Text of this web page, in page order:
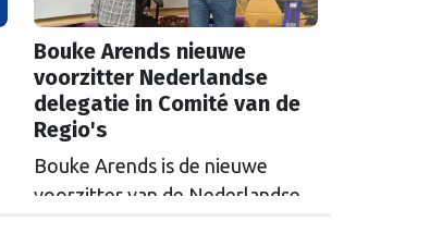
Bouke Arends nieuwe
voorzitter Nederlandse
delegatie in Comité van de
Regio's
Bouke Arends is de nieuwe
voorzitter van de Nederlandse